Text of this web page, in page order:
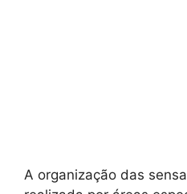
A organização das